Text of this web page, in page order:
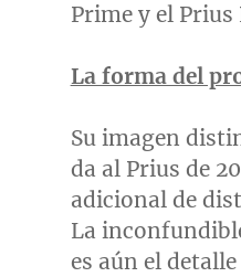
Prime y el Prius
La forma del
Su imagen
da al Prius de
adicional de
La
es aún el